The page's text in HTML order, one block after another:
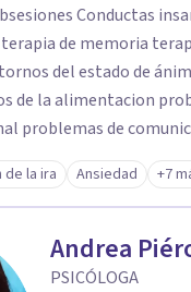
Conductas
de memoria
del estado de
de la alimentacion
problemas de
Déficit de Atención e
la ira Ansiedad +7
Andrea
PSICÓLOGA